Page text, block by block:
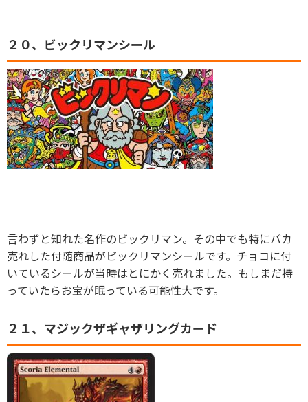
２０、ビックリマンシール
言わずと知れた名作のビックリマン。その中でも特にバカ
売れした付随商品がビックリマンシールです。チョコに付
いているシールが当時はとにかく売れました。もしまだ持
っていたらお宝が眠っている可能性大です。
２１、マジックザギャザリングカード